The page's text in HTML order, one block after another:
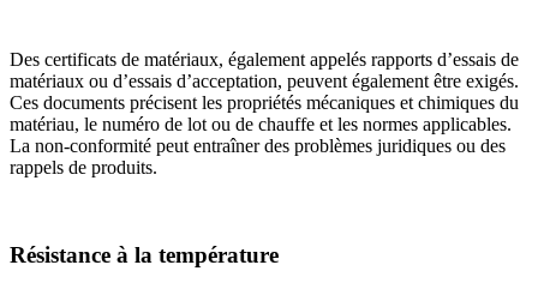
Des certificats de matériaux, également appelés rapports d’essais de
matériaux ou d’essais d’acceptation, peuvent également être exigés.
Ces documents précisent les propriétés mécaniques et chimiques du
matériau, le numéro de lot ou de chauffe et les normes applicables.
La non-conformité peut entraîner des problèmes juridiques ou des
rappels de produits.
Résistance à la température